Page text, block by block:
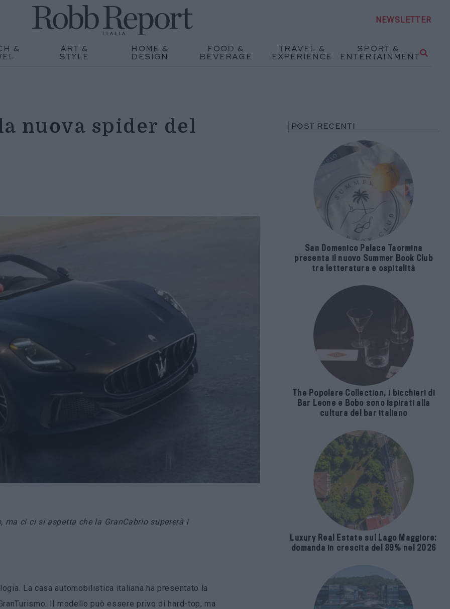
NEWSLETTER
&
ART &
STYLE
HOME &
DESIGN
FOOD &
BEVERAGE
TRAVEL &
EXPERIENCE
SPORT &
ENTERTAINMENT
nuova spider del
ci ci si aspetta che la GranCabrio supererà i
La casa automobilistica italiana ha presentato la
Il modello può essere privo di hard-top, ma
POST RECENTI
San Domenico Palace Taormina
presenta il nuovo Summer Book Club
tra letteratura e ospitalità
The Popolare Collection, i bicchieri di
Bar Leone e Bobo sono ispirati alla
cultura del bar italiano
Luxury Real Estate sul Lago Maggiore:
domanda in crescita del 39% nel 2026